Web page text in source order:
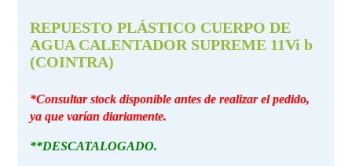
REPUESTO PLÁSTICO CUERPO DE
AGUA CALENTADOR SUPREME 11Vi b
(COINTRA)
*Consultar stock disponible antes de realizar el pedido,
ya que varían diariamente.
**DESCATALOGADO.